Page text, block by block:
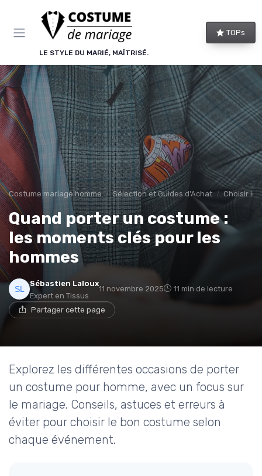
LE STYLE DU MARIÉ, MAÎTRISÉ.
TOPs
Costume mariage homme Sélection et Guides d'Achat Choisir le
Quand porter un costume :
les moments clés pour les
hommes
Sébastien Laloux
Expert en Tissus
11 novembre 2025 11 min de lecture
Partager cette page
Explorez les différentes occasions de porter
un costume pour homme, avec un focus sur
le mariage. Conseils, astuces et erreurs à
éviter pour choisir le bon costume selon
chaque événement.